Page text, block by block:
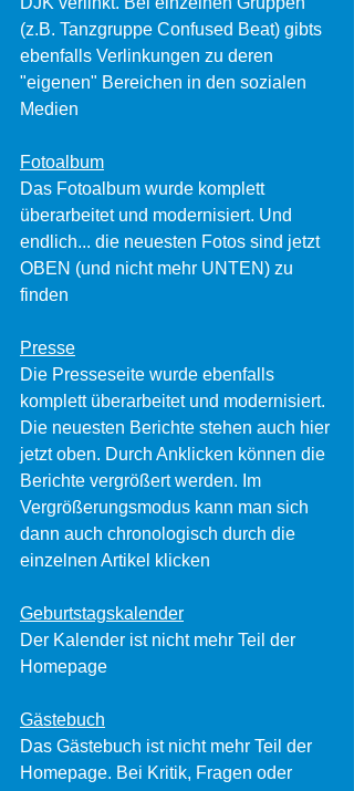
(z.B. Tanzgruppe Confused Beat) gibts
ebenfalls Verlinkungen zu deren
"eigenen" Bereichen in den sozialen
Medien
Fotoalbum
Das Fotoalbum wurde komplett
überarbeitet und modernisiert. Und
endlich... die neuesten Fotos sind jetzt
OBEN (und nicht mehr UNTEN) zu
finden
Presse
Die Presseseite wurde ebenfalls
komplett überarbeitet und modernisiert.
Die neuesten Berichte stehen auch hier
jetzt oben. Durch Anklicken können die
Berichte vergrößert werden. Im
Vergrößerungsmodus kann man sich
dann auch chronologisch durch die
einzelnen Artikel klicken
Geburtstagskalender
Der Kalender ist nicht mehr Teil der
Homepage
Gästebuch
Das Gästebuch ist nicht mehr Teil der
Homepage. Bei Kritik, Fragen oder